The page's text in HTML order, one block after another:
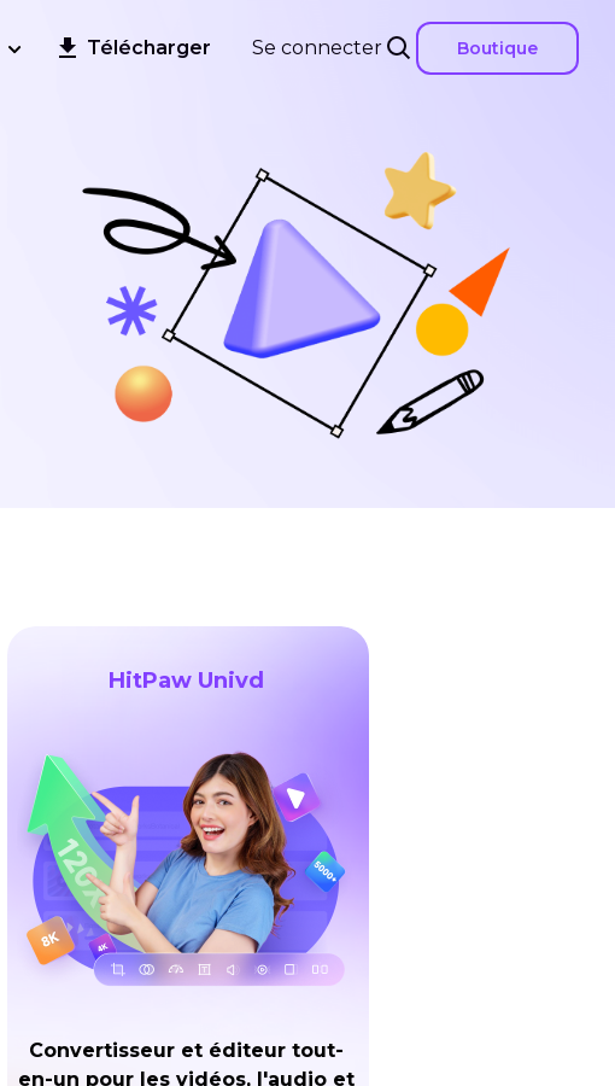
Se connecter Boutique
Télécharger
HitPaw Univd
Convertisseur et éditeur tout-
en-un pour les vidéos, l'audio et